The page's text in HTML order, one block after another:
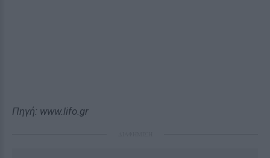
Πηγή: www.lifo.gr